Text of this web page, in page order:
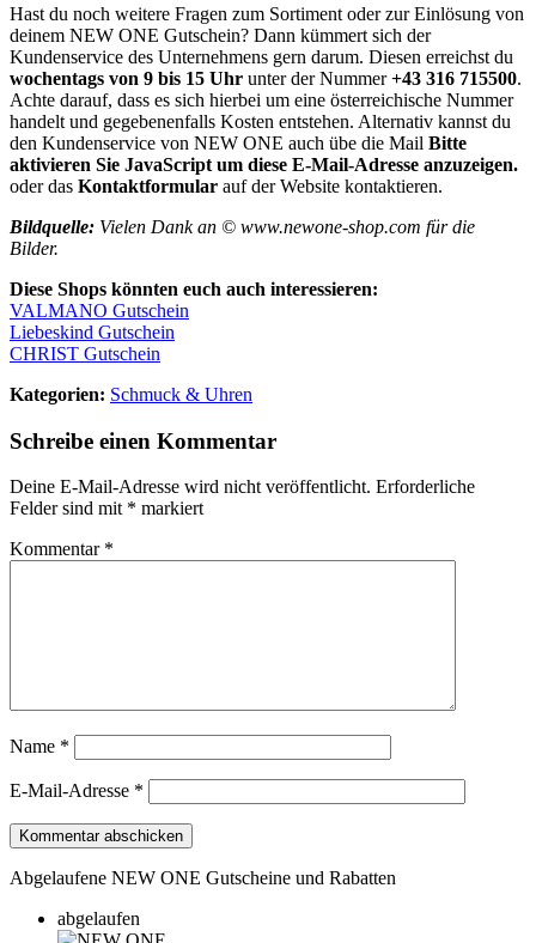
Hast du noch weitere Fragen zum Sortiment oder zur Einlösung von
deinem NEW ONE Gutschein? Dann kümmert sich der
Kundenservice des Unternehmens gern darum. Diesen erreichst du
wochentags von 9 bis 15 Uhr unter der Nummer+43 316 715500.
Achte darauf, dass es sich hierbei um eine österreichische Nummer
handelt und gegebenenfalls Kosten entstehen. Alternativ kannst du
den Kundenservice von NEW ONE auch übe die Mail Bitte
aktivieren Sie JavaScript um diese E-Mail-Adresse anzuzeigen.
oder das Kontaktformular auf der Website kontaktieren.
Bildquelle: Vielen Dank an © www.newone-shop.com für die
Bilder.
Diese Shops könnten euch auch interessieren:
VALMANO Gutschein
Liebeskind Gutschein
CHRIST Gutschein
Kategorien: Schmuck & Uhren
Schreibe einen Kommentar
Deine E-Mail-Adresse wird nicht veröffentlicht. Erforderliche
Felder sind mit * markiert
Kommentar *
Name *
E-Mail-Adresse *
Abgelaufene NEW ONE Gutscheine und Rabatten
abgelaufen